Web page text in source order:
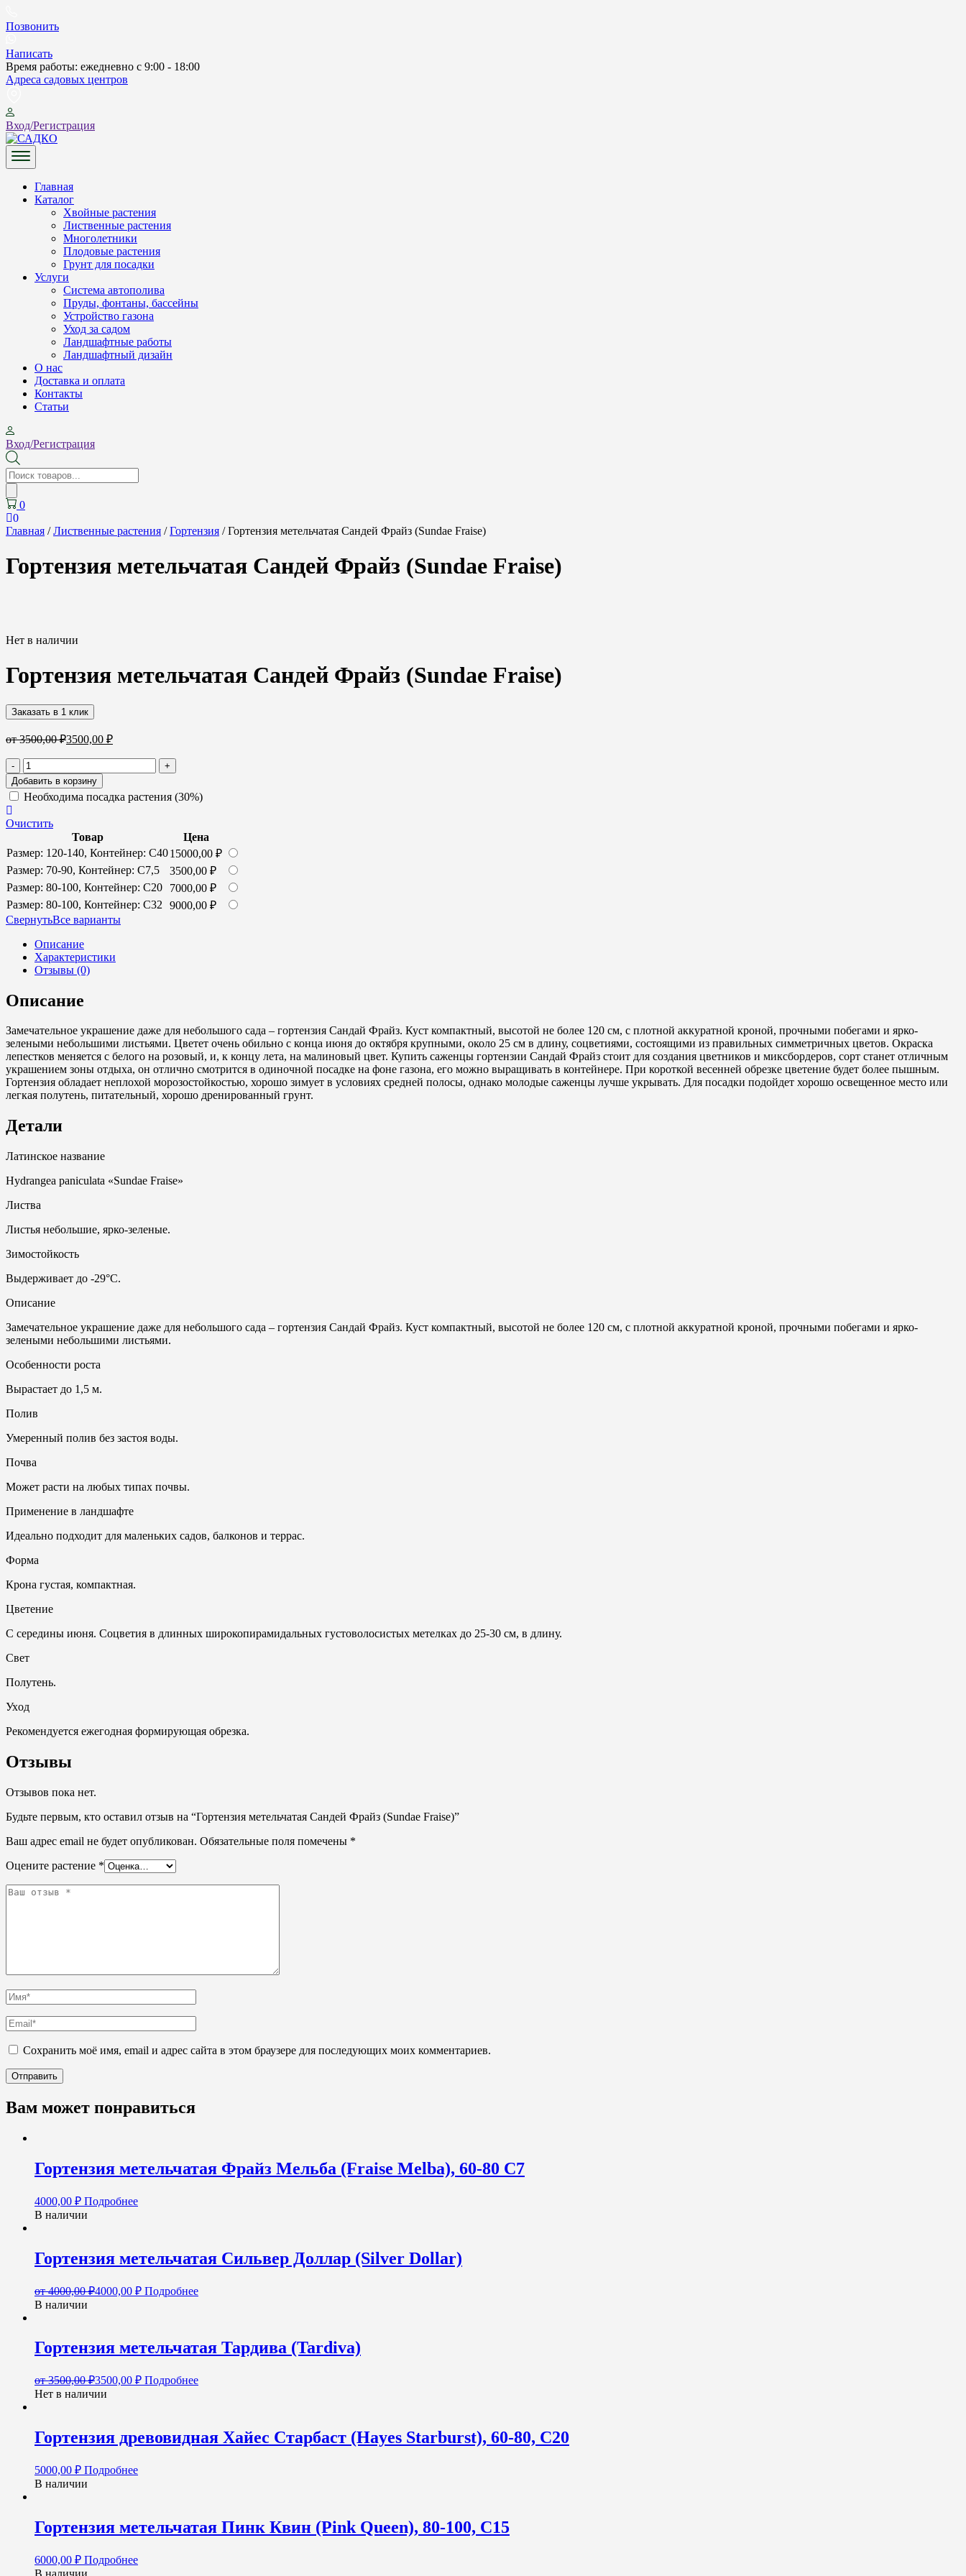
to
Позвонить
Написать
Время работы: ежедневно с 9:00 - 18:00
Адреса садовых центров
Вход/Регистрация
САДКО
Главная
Каталог
Хвойные растения
Лиственные растения
Многолетники
Плодовые растения
Грунт для посадки
Услуги
Система автополива
Пруды, фонтаны, бассейны
Устройство газона
Уход за садом
Ландшафтные работы
Ландшафтный дизайн
О нас
Доставка и оплата
Контакты
Cтатьи
Вход/Регистрация
Поиск
товаров
0
0
Главная /Лиственные растения /Гортензия / Гортензия метельчатая Сандей Фрайз (Sundae Fraise)
Гортензия метельчатая Сандей Фрайз (Sundae Fraise)
Нет в наличии
Гортензия метельчатая Сандей Фрайз (Sundae Fraise)
Заказать в 1 клик
от3500,00₽3500,00 ₽
-
Количество
товара
Гортензия
метельчатая
Фрайз
Fraise)
+
Добавить в корзину
Необходима посадка растения (30%)
Очистить
Товар
Цена
Размер: 120-140, Контейнер: С4015000,00 ₽
Размер: 70-90, Контейнер: С7,5
3500,00 ₽
Размер: 80-100, Контейнер: С20
7000,00 ₽
Размер: 80-100, Контейнер: С32
9000,00 ₽
CвернутьВсе варианты
Описание
Характеристики
Отзывы (0)
Описание
Замечательное украшение даже для небольшого сада – гортензия Сандай Фрайз. Куст компактный, высотой не более 120 см, с плотной аккуратной кроной, прочными побегами и ярко-
зелеными небольшими листьями. Цветет очень обильно с конца июня до октября крупными, около 25 см в длину, соцветиями, состоящими из правильных симметричных цветов. Окраска
лепестков меняется с белого на розовый, и, к концу лета, на малиновый цвет. Купить саженцы гортензии Сандай Фрайз стоит для создания цветников и миксбордеров, сорт станет отличным
украшением зоны отдыха, он отлично смотрится в одиночной посадке на фоне газона, его можно выращивать в контейнере. При короткой весенней обрезке цветение будет более пышным.
Гортензия обладает неплохой морозостойкостью, хорошо зимует в условиях средней полосы, однако молодые саженцы лучше укрывать. Для посадки подойдет хорошо освещенное место или
легкая полутень, питательный, хорошо дренированный грунт.
Детали
Латинское название
Hydrangea paniculata «Sundae Fraise»
Листва
Листья небольшие, ярко-зеленые.
Зимостойкость
Выдерживает до -29°С.
Описание
Замечательное украшение даже для небольшого сада – гортензия Сандай Фрайз. Куст компактный, высотой не более 120 см, с плотной аккуратной кроной, прочными побегами и ярко-
зелеными небольшими листьями.
Особенности роста
Вырастает до 1,5 м.
Полив
Умеренный полив без застоя воды.
Почвa
Может расти на любых типах почвы.
Применение в ландшафте
Идеально подходит для маленьких садов, балконов и террас.
Форма
Крона густая, компактная.
Цветение
С середины июня. Соцветия в длинных широкопирамидальных густоволосистых метелках до 25-30 см, в длину.
Свет
Полутень.
Ухoд
Рекомендуется ежегодная формирующая обрезка.
Отзывы
Отзывов пока нет.
Будьте первым, кто оставил отзыв на “Гортензия метельчатая Сандей Фрайз (Sundae Fraise)”
Ваш адрес email не будет опубликован. Обязательные поля помечены *
Оцените растение *
Сохранить моё имя, email и адрес сайта в этом браузере для последующих моих комментариев.
Вам может понравиться
Гортензия метельчатая Фрайз Мельба (Fraise Melba), 60-80 С7
4000,00 ₽ Подробнее
В наличии
Гортензия метельчатая Сильвер Доллар (Silver Dollar)
от4000,00₽4000,00 ₽ Подробнее
В наличии
Гортензия метельчатая Тардива (Tardiva)
от3500,00₽3500,00 ₽ Подробнее
Нет в наличии
Гортензия древовидная Хайес Старбаст (Hayes Starburst), 60-80, С20
5000,00 ₽ Подробнее
В наличии
Гортензия метельчатая Пинк Квин (Pink Queen), 80-100, С15
6000,00 ₽ Подробнее
В наличии